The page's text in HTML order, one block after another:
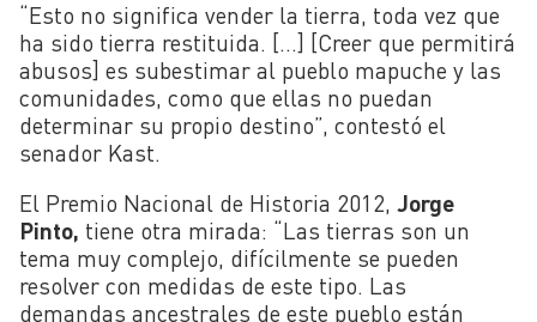
“Esto no significa vender la tierra, toda vez que
ha sido tierra restituida. […] [Creer que permitirá
abusos] es subestimar al pueblo mapuche y las
comunidades, como que ellas no puedan
determinar su propio destino”, contestó el
senador Kast.
El Premio Nacional de Historia 2012, Jorge
Pinto, tiene otra mirada: “Las tierras son un
tema muy complejo, difícilmente se pueden
resolver con medidas de este tipo. Las
demandas ancestrales de este pueblo están